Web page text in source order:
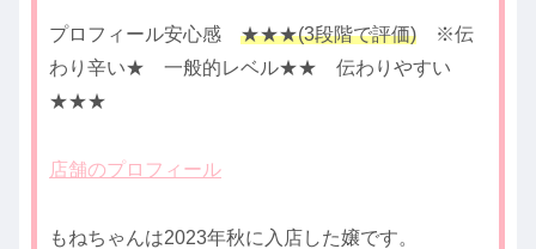
プロフィール安心感 ★★★(3段階で評価) ※伝
わり辛い★ 一般的レベル★★ 伝わりやすい
★★★
店舗のプロフィール
もねちゃんは2023年秋に入店した嬢です。